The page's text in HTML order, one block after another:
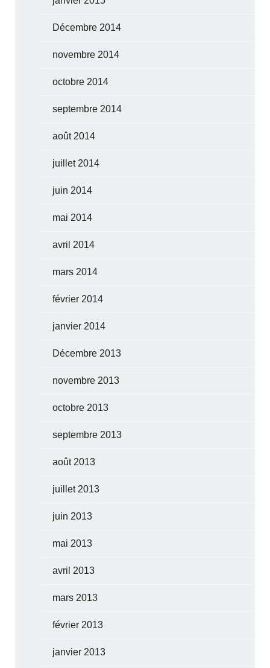
Décembre 2014
novembre 2014
octobre 2014
septembre 2014
août 2014
juillet 2014
juin 2014
mai 2014
avril 2014
mars 2014
février 2014
janvier 2014
Décembre 2013
novembre 2013
octobre 2013
septembre 2013
août 2013
juillet 2013
juin 2013
mai 2013
avril 2013
mars 2013
février 2013
janvier 2013